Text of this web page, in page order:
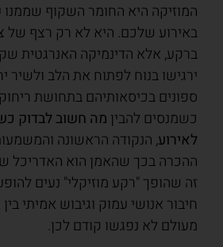
המוזיקה היא החומר השקוף שממנו
באירוע שלכם. היא לא רק רצף של
ברקע, אלא הדינמיקה האנרגטית
ירגישו בנוח לפתוח את הלב ולשיר
ספונים בכיסאותיהם בתחושת
כשמנסים להבין מה חשוב לבדוק
לאירוע, הנקודה הראשונה
ההכרה בכך שהאמן הוא האדריכל
זה שהופך "רקע מוזיקלי" נעים
חיבור אנושי עמוק וגיבוש אמיתי
מעולם לא נפגשו קודם לכן.